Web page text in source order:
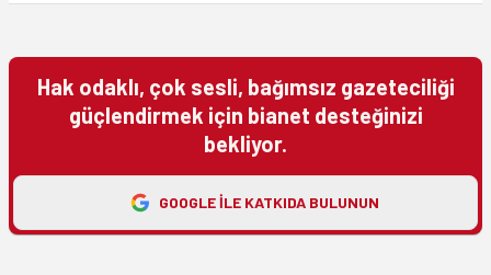
Hak odaklı, çok sesli, bağımsız gazeteciliği
güçlendirmek için bianet desteğinizi
bekliyor.
GOOGLE ILE KATKIDA BULUNUN